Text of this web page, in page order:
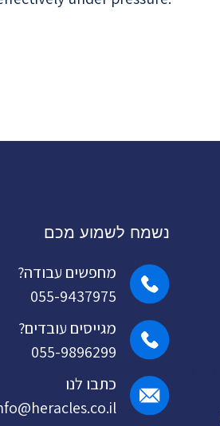
נשמח לשמוע מכם
מחפשים עבודה?
055-9437975
מגייסים עובדים?
055-9896299
כתבו לנו